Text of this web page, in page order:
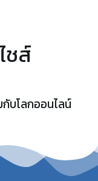
ชส์
บโลกออนไลน์